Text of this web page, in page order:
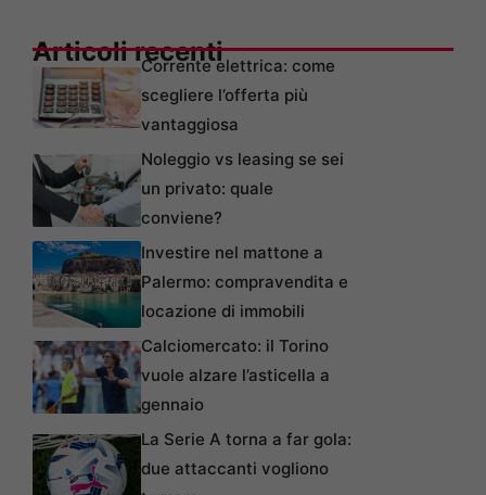
Articoli recentiCorrente elettrica: come
scegliere l’offerta più
vantaggiosa
Noleggio vs leasing se sei
un privato: quale
conviene?
Investire nel mattone a
Palermo: compravendita e
locazione di immobili
Calciomercato: il Torino
vuole alzare l’asticella a
gennaio
La Serie A torna a far gola:
due attaccanti vogliono